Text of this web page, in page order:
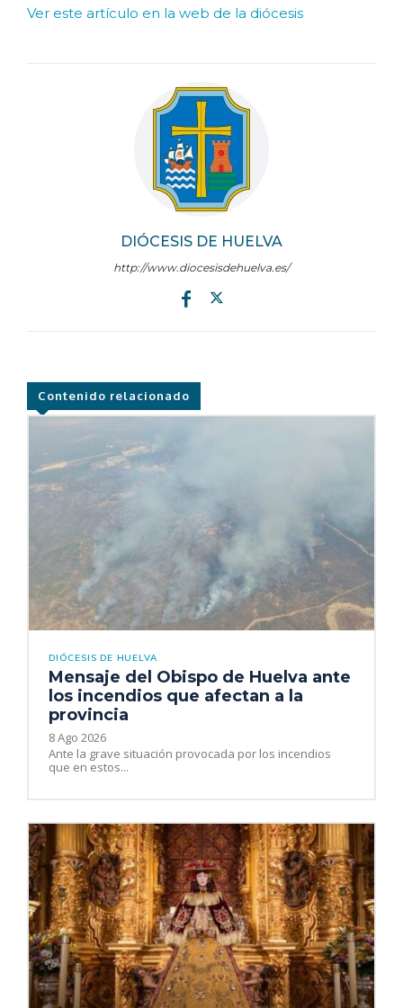
DIÓCESIS DE HUELVA
http://www.diocesisdehuelva.es/
Ver este artículo en la web de la diócesis
Contenido relacionado
DIÓCESIS DE HUELVA
Mensaje del Obispo de Huelva ante
los incendios que afectan a la
provincia
8 Ago 2026
Ante la grave situación provocada por los incendios
que en estos...